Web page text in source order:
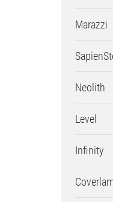
Marazzi
Neolith
Level
Infinity